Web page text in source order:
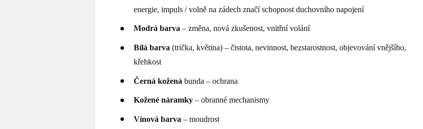
energie, impuls / volně na zádech značí schopnost duchovního napojení
Modrá barva – změna, nová zkušenost, vnitřní volání
Bílá barva (trička, květina) – čistota, nevinnost, bezstarostnost, objevování vnějšího,
křehkost
Černá kožená bunda – ochrana
Kožené náramky – obranné mechanismy
Vínová barva – moudrost